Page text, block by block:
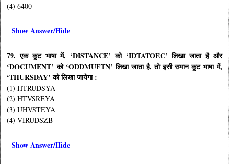
(4) 6400
Show Answer/Hide
79. एक कूट भाषा में, ‘DISTANCE’ को ‘IDTATOEC’ लिखा जाता है और
‘DOCUMENT’ को ‘ODDMUFTN’ लिखा जाता है, तो इसी समान कूट भाषा में,
‘THURSDAY’ को लिखा जायेगा :
(1) HTRUDSYA
(2) HTVSREYA
(3) UHVSTEYA
(4) VIRUDSZB
Show Answer/Hide